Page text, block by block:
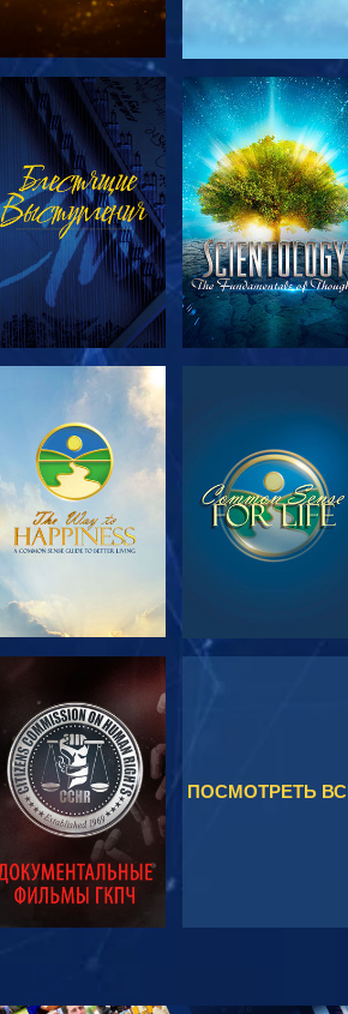
СМОТРЕТЬ
ПЕРЕДАЧИ
СМОТРЕТЬ
СМОТРЕТЬ
ПЕРЕДАЧИ
СМОТРЕТЬ
ПОСМОТРЕТЬ